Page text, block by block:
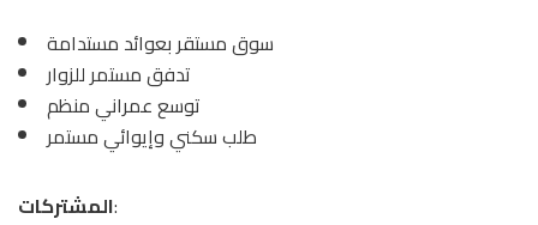
سوق مستقر بعوائد مستدامة
تدفق مستمر للزوار
توسع عمراني منظم
طلب سكني وإيوائي مستمر
المشتركات: